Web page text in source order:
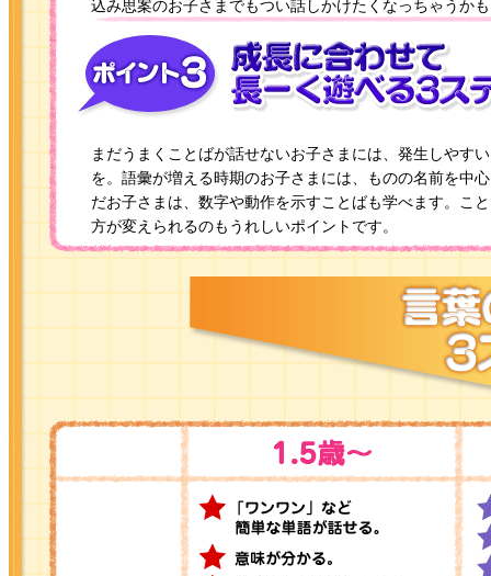
込み思案のお子さまでもつい話しかけたくなっちゃうか
まだうまくことばが話せないお子さまには、発生しやす
を。語彙が増える時期のお子さまには、ものの名前を中
だお子さまは、数字や動作を示すことばも学べます。こ
方が変えられるのもうれしいポイントです。